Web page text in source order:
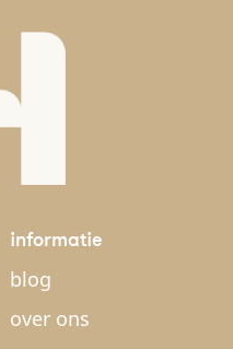
informatie
blog
over ons